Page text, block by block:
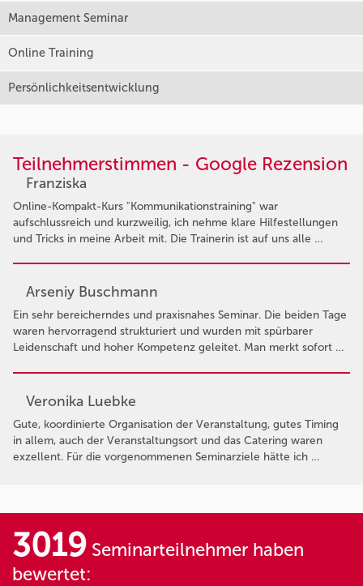
Management Seminar
Online Training
Persönlichkeitsentwicklung
Teilnehmerstimmen - Google Rezension
Franziska
Online-Kompakt-Kurs "Kommunikationstraining" war
aufschlussreich und kurzweilig, ich nehme klare Hilfestellungen
und Tricks in meine Arbeit mit. Die Trainerin ist auf uns alle …
Arseniy Buschmann
Ein sehr bereicherndes und praxisnahes Seminar. Die beiden Tage
waren hervorragend strukturiert und wurden mit spürbarer
Leidenschaft und hoher Kompetenz geleitet. Man merkt sofort …
Veronika Luebke
Gute, koordinierte Organisation der Veranstaltung, gutes Timing
in allem, auch der Veranstaltungsort und das Catering waren
exzellent. Für die vorgenommenen Seminarziele hätte ich …
3019 Seminarteilnehmer haben
bewertet: